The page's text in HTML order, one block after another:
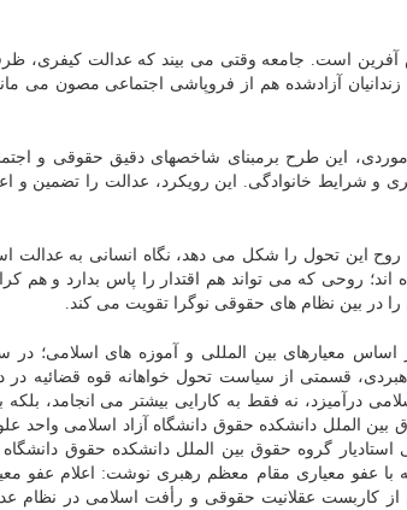
آفرین است. جامعه وقتی می بیند که عدالت کیفری،
آزادشده هم از فروپاشی اجتماعی مصون می
این طرح برمبنای شاخصهای دقیق حقوقی و
و شرایط خانوادگی. این رویکرد، عدالت را تضمین و
روح این تحول را شکل می دهد، نگاه انسانی به عدالت
اند؛ روحی که می تواند هم اقتدار را پاس بدارد و هم
را در بین نظام های حقوقی نوگرا تقویت می کند.
معیارهای بین المللی و آموزه های اسلامی؛ در
قسمتی از سیاست تحول خواهانه قوه قضائیه در
درآمیزد، نه فقط به کارایی بیشتر می انجامد، بلکه
الملل دانشکده حقوق دانشگاه آزاد اسلامی واحد
گروه حقوق بین الملل دانشکده حقوق دانشگاه
با عفو معیاری مقام معظم رهبری نوشت: اعلام عفو
از کاربست عقلانیت حقوقی و رأفت اسلامی در نظام